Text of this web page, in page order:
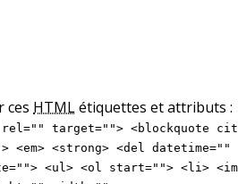
ces HTMLétiquettes et attributs :
target=""> <blockquote
<em> <strong> <del
<ul> <ol start=""> <li>